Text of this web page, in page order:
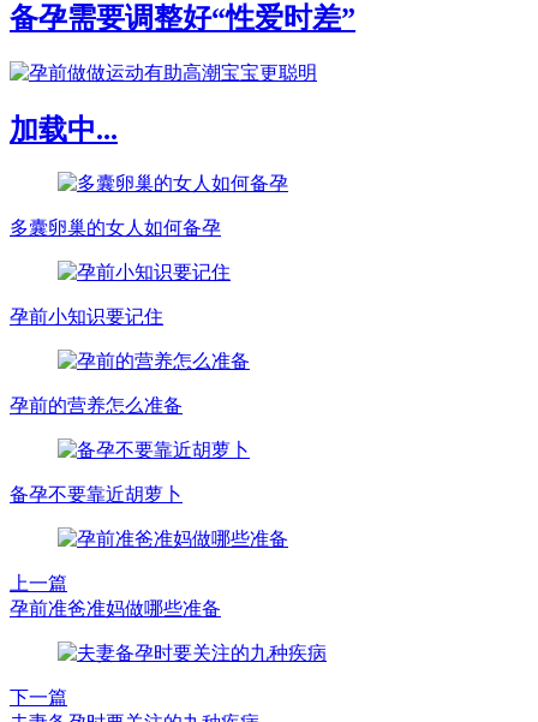
备孕需要调整好“性爱时差”
加载中...
多囊卵巢的女人如何备孕
孕前小知识要记住
孕前的营养怎么准备
备孕不要靠近胡萝卜
上一篇
孕前准爸准妈做哪些准备
下一篇